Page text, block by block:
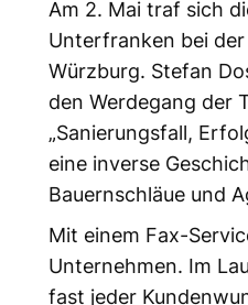
Am 2. Mai traf sich
Unterfranken bei der
Würzburg. Stefan
den Werdegang der
„Sanierungsfall,
eine inverse
Bauernschläue und
Mit einem Fax-
Unternehmen. Im
fast jeder